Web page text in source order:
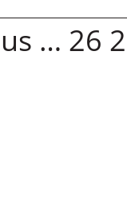
… 26